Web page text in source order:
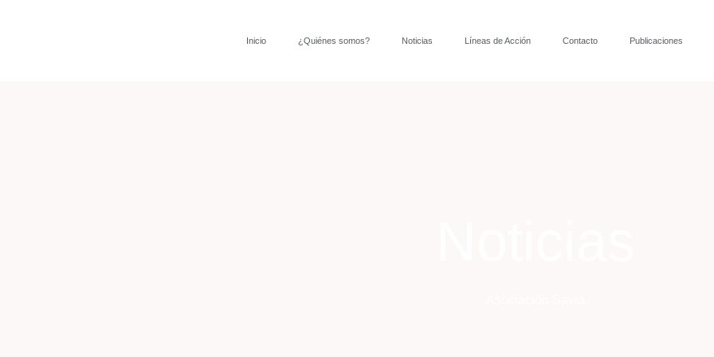
Inicio ¿Quiénes somos? Noticias Líneas de Acción Contacto Publicaciones